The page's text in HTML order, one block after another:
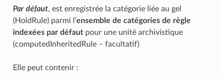
Par défaut, est enregistrée la catégorie liée au gel
(HoldRule) parmi l’ensemble de catégories de règle
indexées par défautpour une unité archivistique
(computedInheritedRule – facultatif)
Elle peut contenir :